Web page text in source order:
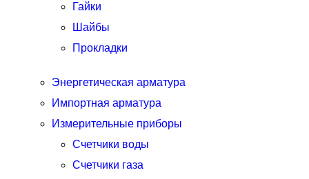
Гайки
Шайбы
Прокладки
Энергетическая арматура
Импортная арматура
Измерительные приборы
Счетчики воды
Счетчики газа